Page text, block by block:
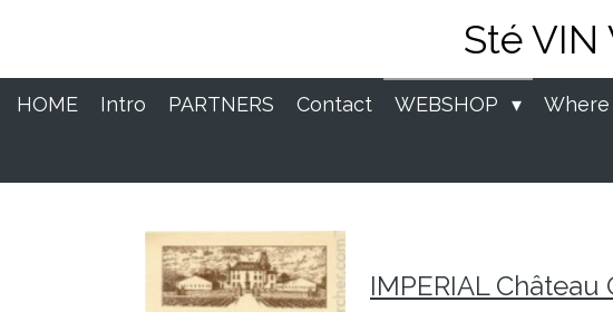
de
Sté
HOME Intro PARTNERS Contact WEBSHOP Where
IMPERIAL